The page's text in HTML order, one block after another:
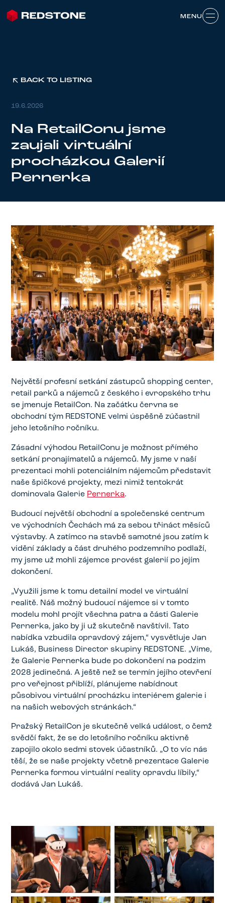
MENU
BACK TO LISTING
19.6.2026
Na RetailConu jsme
zaujali virtuální
procházkou Galerií
Pernerka
Největší profesní setkání zástupců shopping center,
retail parků a nájemců z českého i evropského trhu
se jmenuje RetailCon. Na začátku června se
obchodní tým REDSTONE velmi úspěšně zúčastnil
jeho letošního ročníku.
Zásadní výhodou RetailConu je možnost přímého
setkání pronajímatelů a nájemců. My jsme v naší
prezentaci mohli potenciálním nájemcům představit
naše špičkové projekty, mezi nimiž tentokrát
dominovala Galerie Pernerka.
Budoucí největší obchodní a společenské centrum
ve východních Čechách má za sebou třináct měsíců
výstavby. A zatímco na stavbě samotné jsou zatím k
vidění základy a část druhého podzemního podlaží,
my jsme už mohli zájemce provést galerií po jejím
dokončení.
„Využili jsme k tomu detailní model ve virtuální
realitě. Náš možný budoucí nájemce si v tomto
modelu mohl projít všechna patra a části Galerie
Pernerka, jako by ji už skutečně navštívil. Tato
nabídka vzbudila opravdový zájem,“ vysvětluje Jan
Lukáš, Business Director skupiny REDSTONE. „Víme,
že Galerie Pernerka bude po dokončení na podzim
2028 jedinečná. A ještě než se termín jejího otevření
pro veřejnost přiblíží, plánujeme nabídnout
působivou virtuální procházku interiérem galerie i
na našich webových stránkách.“
Pražský RetailCon je skutečně velká událost, o čemž
svědčí fakt, že se do letošního ročníku aktivně
zapojilo okolo sedmi stovek účastníků. „O to víc nás
těší, že se naše projekty včetně prezentace Galerie
Pernerka formou virtuální reality opravdu líbily,“
dodává Jan Lukáš.